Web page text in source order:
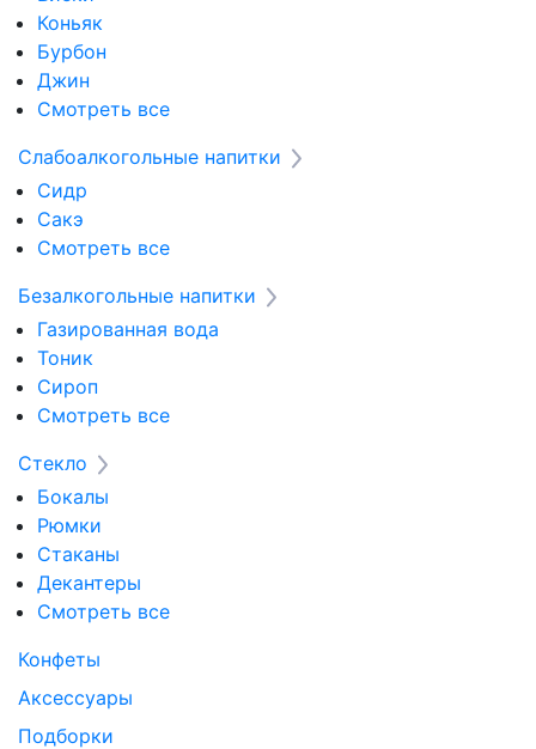
Коньяк
Бурбон
Джин
Смотреть все
Слабоалкогольные напитки
Сидр
Сакэ
Смотреть все
Безалкогольные напитки
Газированная вода
Тоник
Сироп
Смотреть все
Стекло
Бокалы
Рюмки
Стаканы
Декантеры
Смотреть все
Конфеты
Аксессуары
Подборки